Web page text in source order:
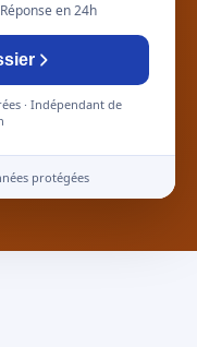
en 24h
· Indépendant de
protégées